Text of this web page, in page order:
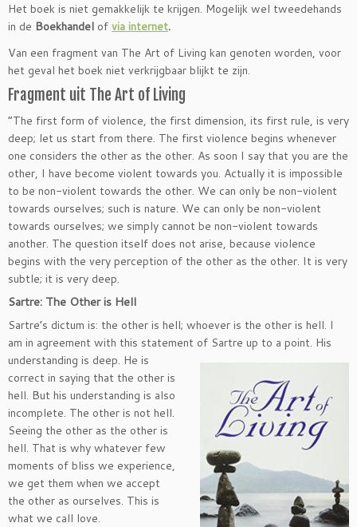
Het boek is niet gemakkelijk te krijgen. Mogelijk wel tweedehands
in de Boekhandel of via internet.
Van een fragment van The Art of Living kan genoten worden, voor
het geval het boek niet verkrijgbaar blijkt te zijn.
Fragment uit The Art of Living
“The first form of violence, the first dimension, its first rule, is very
deep; let us start from there. The first violence begins whenever
one considers the other as the other. As soon I say that you are the
other, I have become violent towards you. Actually it is impossible
to be non-violent towards the other. We can only be non-violent
towards ourselves; such is nature. We can only be non-violent
towards ourselves; we simply cannot be non-violent towards
another. The question itself does not arise, because violence
begins with the very perception of the other as the other. It is very
subtle; it is very deep.
Sartre: The Other is Hell
Sartre’s dictum is: the other is hell; whoever is the other is hell. I
am in agreement with this statement of Sartre up to a point. His
understanding is deep. He is
correct in saying that the other is
hell. But his understanding is also
incomplete. The other is not hell.
Seeing the other as the other is
hell. That is why whatever few
moments of bliss we experience,
we get them when we accept
the other as ourselves. This is
what we call love.